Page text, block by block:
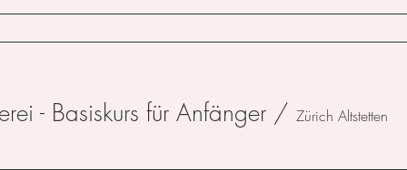
- Basiskurs für Anfänger / Zürich Altstetten